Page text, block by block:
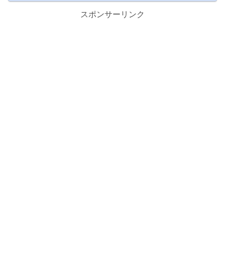
スポンサーリンク